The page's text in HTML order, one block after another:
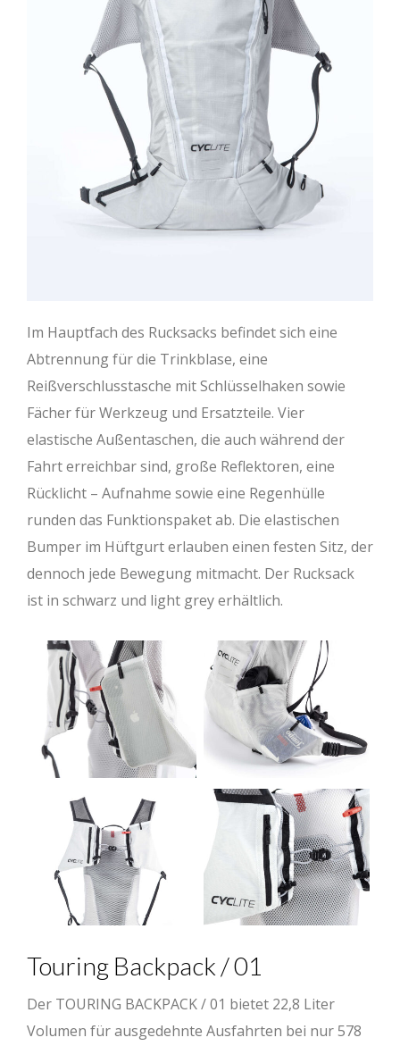
Im Hauptfach des Rucksacks befindet sich eine
Abtrennung für die Trinkblase, eine
Reißverschlusstasche mit Schlüsselhaken sowie
Fächer für Werkzeug und Ersatzteile. Vier
elastische Außentaschen, die auch während der
Fahrt erreichbar sind, große Reflektoren, eine
Rücklicht – Aufnahme sowie eine Regenhülle
runden das Funktionspaket ab. Die elastischen
Bumper im Hüftgurt erlauben einen festen Sitz, der
dennoch jede Bewegung mitmacht. Der Rucksack
ist in schwarz und light grey erhältlich.
Touring Backpack / 01
Der TOURING BACKPACK / 01 bietet 22,8 Liter
Volumen für ausgedehnte Ausfahrten bei nur 578